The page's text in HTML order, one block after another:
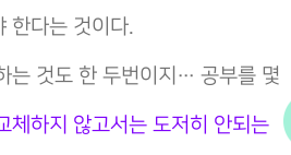
한다는 것이다.
는 것도 한 두번이지… 공부를 몇
체하지 않고서는 도저히 안되는